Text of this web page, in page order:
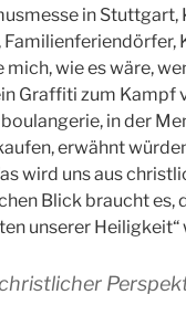
in
Familienferiendörfer,
wie es wäre,
Graffiti zum Kampf
in der
erwähnt
wird uns aus
Blick braucht es,
unserer Heiligkeit“